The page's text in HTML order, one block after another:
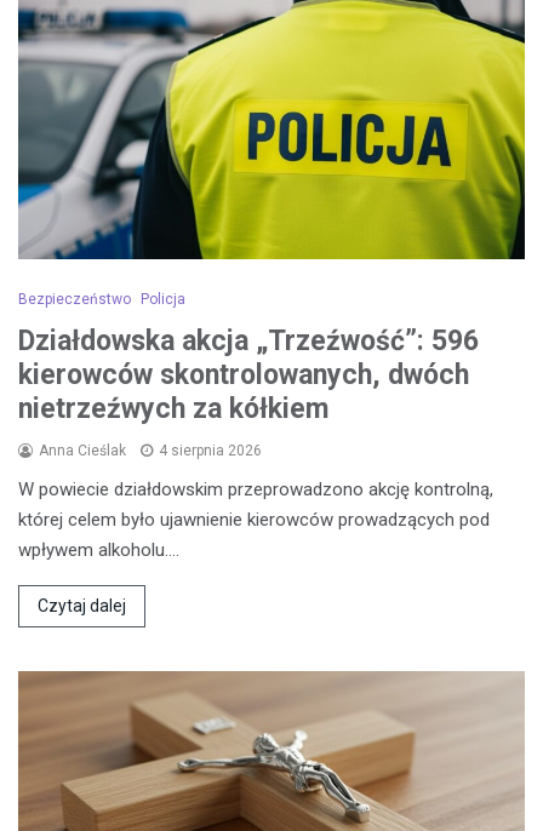
Bezpieczeństwo Policja
Działdowska akcja „Trzeźwość”: 596
kierowców skontrolowanych, dwóch
nietrzeźwych za kółkiem
Anna Cieślak 4 sierpnia 2026
W powiecie działdowskim przeprowadzono akcję kontrolną,
której celem było ujawnienie kierowców prowadzących pod
wpływem alkoholu.…
Czytaj dalej